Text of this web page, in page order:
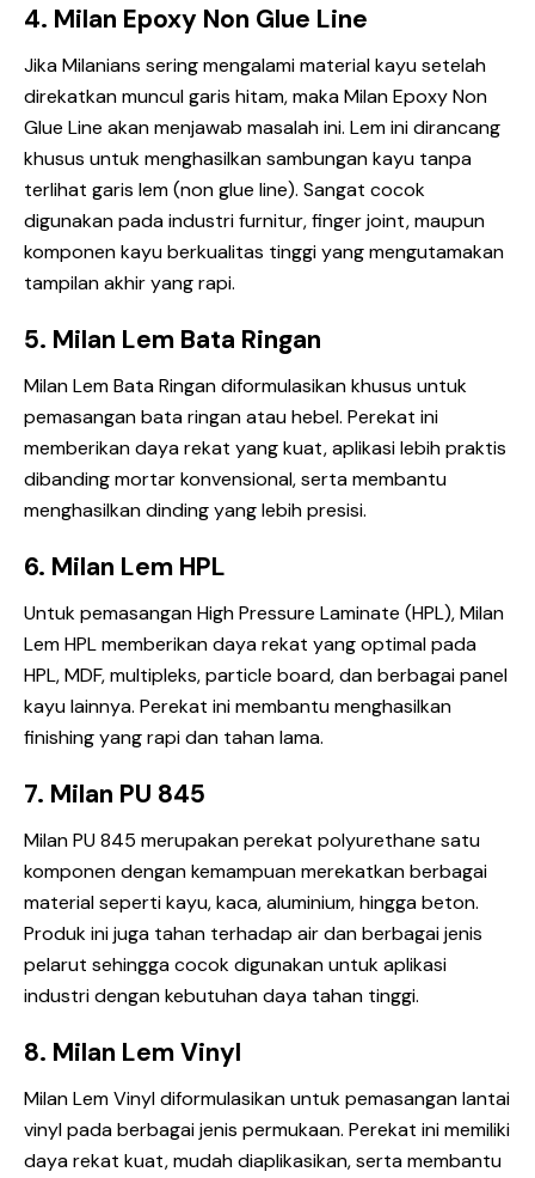
4. Milan Epoxy Non Glue Line
Jika Milanians sering mengalami material kayu setelah
direkatkan muncul garis hitam, makaMilan Epoxy Non
Glue Line akan menjawab masalah ini. Lem ini dirancang
khusus untuk menghasilkan sambungan kayu tanpa
terlihat garis lem (non glue line). Sangat cocok
digunakan pada industri furnitur, finger joint, maupun
komponen kayu berkualitas tinggi yang mengutamakan
tampilan akhir yang rapi.
5. Milan Lem Bata Ringan
Milan Lem Bata Ringandiformulasikan khusus untuk
pemasangan bata ringan atau hebel. Perekat ini
memberikan daya rekat yang kuat, aplikasi lebih praktis
dibanding mortar konvensional, serta membantu
menghasilkan dinding yang lebih presisi.
6. Milan Lem HPL
Untuk pemasangan High Pressure Laminate (HPL),Milan
Lem HPLmemberikan daya rekat yang optimal pada
HPL, MDF, multipleks, particle board, dan berbagai panel
kayu lainnya. Perekat ini membantu menghasilkan
finishing yang rapi dan tahan lama.
7. Milan PU 845
Milan PU 845 merupakan perekat polyurethane satu
komponen dengan kemampuan merekatkan berbagai
material seperti kayu, kaca, aluminium, hingga beton.
Produk ini juga tahan terhadap air dan berbagai jenis
pelarut sehingga cocok digunakan untuk aplikasi
industri dengan kebutuhan daya tahan tinggi.
8. Milan Lem Vinyl
Milan Lem Vinyldiformulasikan untuk pemasangan lantai
vinyl pada berbagai jenis permukaan. Perekat ini memiliki
daya rekat kuat, mudah diaplikasikan, serta membantu